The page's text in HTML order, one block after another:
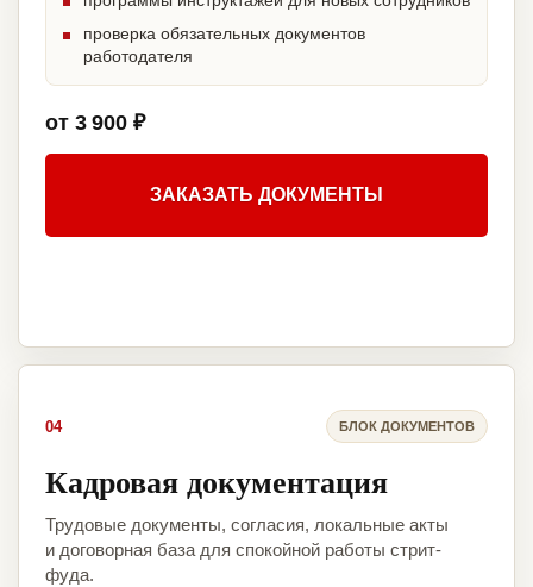
проверка обязательных документов
работодателя
от 3 900 ₽
ЗАКАЗАТЬ ДОКУМЕНТЫ
04 БЛОК ДОКУМЕНТОВ
Кадровая документация
Трудовые документы, согласия, локальные акты
и договорная база для спокойной работы стрит-
фуда.